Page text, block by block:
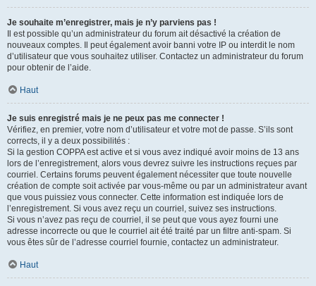
Je souhaite m’enregistrer, mais je n’y parviens pas !
Il est possible qu’un administrateur du forum ait désactivé la création de
nouveaux comptes. Il peut également avoir banni votre IP ou interdit le nom
d’utilisateur que vous souhaitez utiliser. Contactez un administrateur du forum
pour obtenir de l’aide.
Haut
Je suis enregistré mais je ne peux pas me connecter !
Vérifiez, en premier, votre nom d’utilisateur et votre mot de passe. S’ils sont
corrects, il y a deux possibilités :
Si la gestion COPPA est active et si vous avez indiqué avoir moins de 13 ans
lors de l’enregistrement, alors vous devrez suivre les instructions reçues par
courriel. Certains forums peuvent également nécessiter que toute nouvelle
création de compte soit activée par vous-même ou par un administrateur avant
que vous puissiez vous connecter. Cette information est indiquée lors de
l’enregistrement. Si vous avez reçu un courriel, suivez ses instructions.
Si vous n’avez pas reçu de courriel, il se peut que vous ayez fourni une
adresse incorrecte ou que le courriel ait été traité par un filtre anti-spam. Si
vous êtes sûr de l’adresse courriel fournie, contactez un administrateur.
Haut